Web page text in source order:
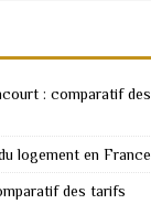
: comparatif des
logement en France
des tarifs